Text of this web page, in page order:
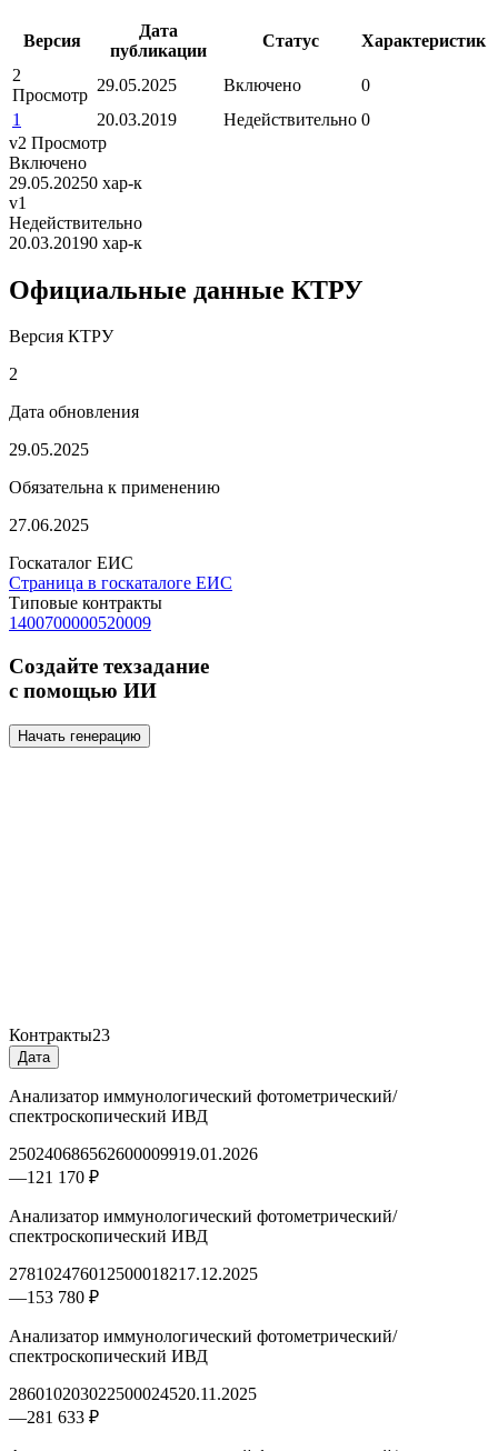
Версия
Дата
публикации
Статус
Характеристик
2
Просмотр
29.05.2025 Включено
0
1
20.03.2019 Недействительно 0
v2 Просмотр
Включено
29.05.20250 хар-к
v1
Недействительно
20.03.20190 хар-к
Официальные данные КТРУ
Версия КТРУ
2
Дата обновления
29.05.2025
Обязательна к применению
27.06.2025
Госкаталог ЕИС
Страница в госкаталоге ЕИС
Типовые контракты
1400700000520009
Создайте техзадание
с помощью ИИ
Начать генерацию
Контракты23
Дата
Анализатор иммунологический фотометрический/
спектроскопический ИВД
250240686562600009919.01.2026
—121 170 ₽
Анализатор иммунологический фотометрический/
спектроскопический ИВД
278102476012500018217.12.2025
—153 780 ₽
Анализатор иммунологический фотометрический/
спектроскопический ИВД
286010203022500024520.11.2025
—281 633 ₽